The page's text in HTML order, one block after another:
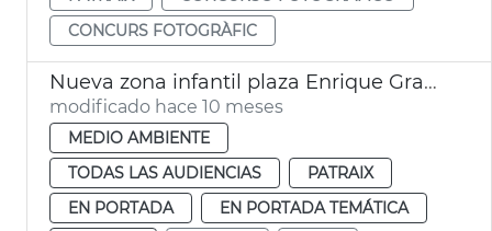
CONCURS FOTOGRÀFIC
Nueva zona infantil plaza Enrique Granados València
modificado hace 10 meses
MEDIO AMBIENTE
TODAS LAS AUDIENCIAS
PATRAIX
EN PORTADA
EN PORTADA TEMÁTICA